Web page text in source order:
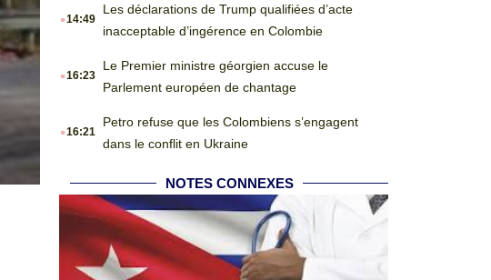
.14:49
Les déclarations de Trump qualifiées d’acte
inacceptable d’ingérence en Colombie
.16:23
Le Premier ministre géorgien accuse le
Parlement européen de chantage
.16:21
Petro refuse que les Colombiens s’engagent
dans le conflit en Ukraine
NOTES CONNEXES